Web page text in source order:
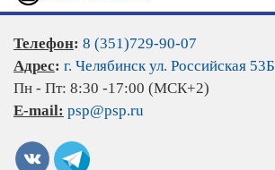
Телефон: 8 (351)729-90-07
Адрес: г. Челябинск ул. Российская 53Б
Пн - Пт: 8:30 -17:00 (МСК+2)
E-mail: psp@psp.ru